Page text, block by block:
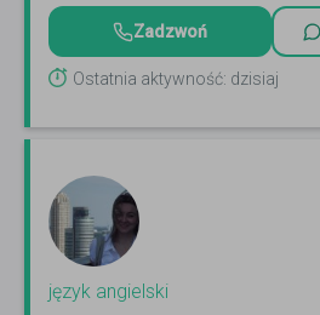
Zadzwoń
Ostatnia aktywność: dzisiaj
język angielski